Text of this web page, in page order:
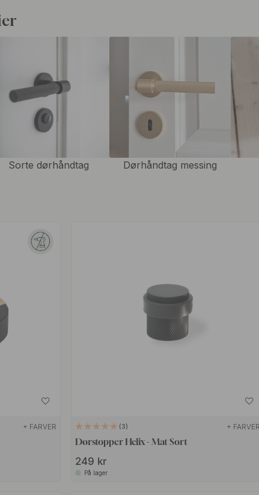
er nem, placer blot dørstopperen på det ønskede
Uanset behov og stil, finder du med garanti et dørstop hos
til hjemmebrug, butikker eller varehuse og hvor som helst du
eller beskadiger dørhåndtaget.
Sorte dørhåndtag Dørhåndtag messing
+ FARVER 3 + FARVER
Dørstopper Helix - Mat Sort
249 kr
På lager